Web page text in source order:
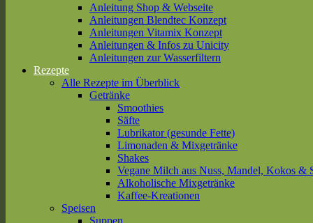
Anleitung Shop & Webseite
Anleitungen Blendtec Konzept
Anleitungen Vitamix Konzept
Anleitungen & Infos zu Unicity
Anleitungen zur Wasserfiltern
Rezepte
Alle Rezepte im Überblick
Getränke
Smoothies
Säfte
Lubrikator (gesunde Fette)
Limonaden & Mixgetränke
Shakes
Vegane Milch aus Nuss, Mandel, Kokos &
Alkoholische Mixgetränke
Kaffee-Kreationen
Speisen
Suppen